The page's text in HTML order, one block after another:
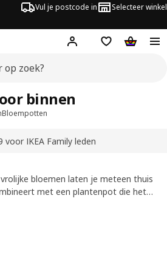
Vul je postcode in Selecteer winkel
Hej! Log in
Bloempotten
voor IKEA Family leden
binnen
bloemen laten je meteen thuis
met een plantenpot die het
je een uitgebreide collectie
stijl van je interieur tot in de kleinste